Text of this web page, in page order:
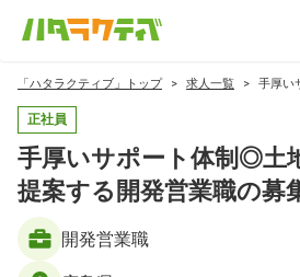
「ハタラクティブ」トップ 求人一覧 手厚い
正社員
手厚いサポート体制◎土
提案する開発営業職の
開発営業職